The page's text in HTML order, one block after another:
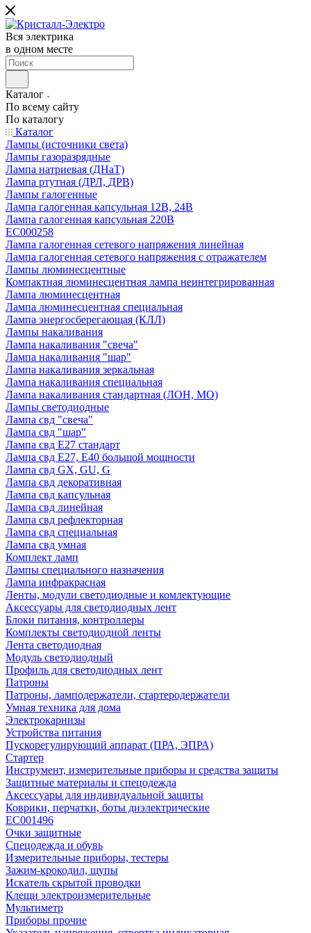
Вся электрика
в одном месте
Каталог
По всему сайту
По каталогу
Каталог
Лампы (источники света)
Лампы газоразрядные
Лампа натриевая (ДНаТ)
Лампа ртутная (ДРЛ, ДРВ)
Лампы галогенные
Лампа галогенная капсульная 12В, 24В
Лампа галогенная капсульная 220В
EC000258
Лампа галогенная сетевого напряжения линейная
Лампа галогенная сетевого напряжения с отражателем
Лампы люминесцентные
Компактная люминесцентная лампа неинтегрированная
Лампа люминесцентная
Лампа люминесцентная специальная
Лампа энергосберегающая (КЛЛ)
Лампы накаливания
Лампа накаливания "свеча"
Лампа накаливания "шар"
Лампа накаливания зеркальная
Лампа накаливания специальная
Лампа накаливания стандартная (ЛОН, МО)
Лампы светодиодные
Лампа свд "свеча"
Лампа свд "шар"
Лампа свд E27 стандарт
Лампа свд E27, Е40 большой мощности
Лампа свд GX, GU, G
Лампа свд декоративная
Лампа свд капсульная
Лампа свд линейная
Лампа свд рефлекторная
Лампа свд специальная
Лампа свд умная
Комплект ламп
Лампы специального назначения
Лампа инфракрасная
Ленты, модули светодиодные и комлектующие
Аксессуары для светодиодных лент
Блоки питания, контроллеры
Комплекты светодиодной ленты
Лента светодиодная
Модуль светодиодный
Профиль для светодиодных лент
Патроны
Патроны, ламподержатели, стартеродержатели
Умная техника для дома
Электрокарнизы
Устройства питания
Пускорегулирующий аппарат (ПРА, ЭПРА)
Стартер
Инструмент, измерительные приборы и средства защиты
Защитные материалы и спецодежда
Аксессуары для индивидуальной защиты
Коврики, перчатки, боты диэлектрические
EC001496
Очки защитные
Спецодежда и обувь
Измерительные приборы, тестеры
Зажим-крокодил, щупы
Искатель скрытой проводки
Клещи электроизмерительные
Мультиметр
Приборы прочие